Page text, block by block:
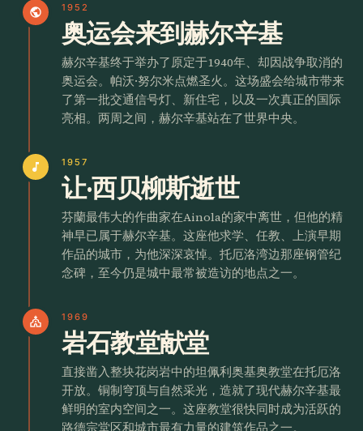
public 1952
奥运会来到赫尔辛基
赫尔辛基终于举办了原定于1940年、却因战争取消的
奥运会。帕沃·努尔米点燃圣火。这场盛会给城市带来
了第一批交通信号灯、新住宅，以及一次真正的国际
亮相。两周之间，赫尔辛基站在了世界中央。
music_note 1957
让·西贝柳斯逝世
芬蘭最伟大的作曲家在Ainola的家中离世，但他的精
神早已属于赫尔辛基。这座他求学、任教、上演早期
作品的城市，为他深深哀悼。托厄洛湾边那座钢管纪
念碑，至今仍是城中最常被造访的地点之一。
church 1969
岩石教堂献堂
直接凿入整块花岗岩中的坦佩利奥基奥教堂在托厄洛
开放。铜制穹顶与自然采光，造就了现代赫尔辛基最
鲜明的室内空间之一。这座教堂很快同时成为活跃的
路德宗堂区和城市最有力量的建筑作品之一。